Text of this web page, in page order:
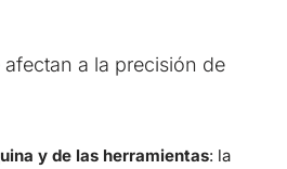
a la precisión de
y de las herramientas: la